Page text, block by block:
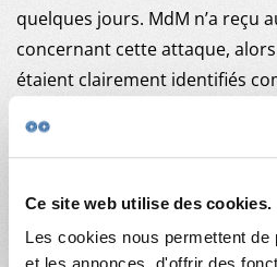
Ce site web utilise des cookies.
Les cookies nous permettent de
quelques jours. MdM n’a reçu
concernant cette attaque,
étaient clairement identifiés
acteur humanitaire, et que
avait été partagée à l’organe
pour cible.
Ces dernières semaines, un